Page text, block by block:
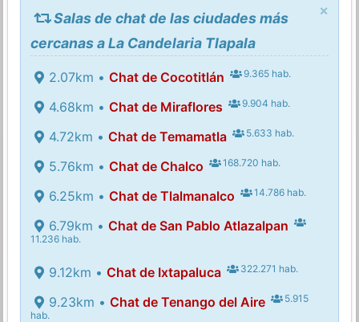
×
Salas de chat de las ciudades más
cercanas a La Candelaria Tlapala
2.07km • Chat de Cocotitlán 9.365 hab.
4.68km • Chat de Miraflores 9.904 hab.
4.72km • Chat de Temamatla 5.633 hab.
5.76km • Chat de Chalco 168.720 hab.
6.25km • Chat de Tlalmanalco 14.786 hab.
6.79km • Chat de San Pablo Atlazalpan
11.236 hab.
9.12km • Chat de Ixtapaluca 322.271 hab.
9.23km • Chat de Tenango del Aire
5.915
hab.